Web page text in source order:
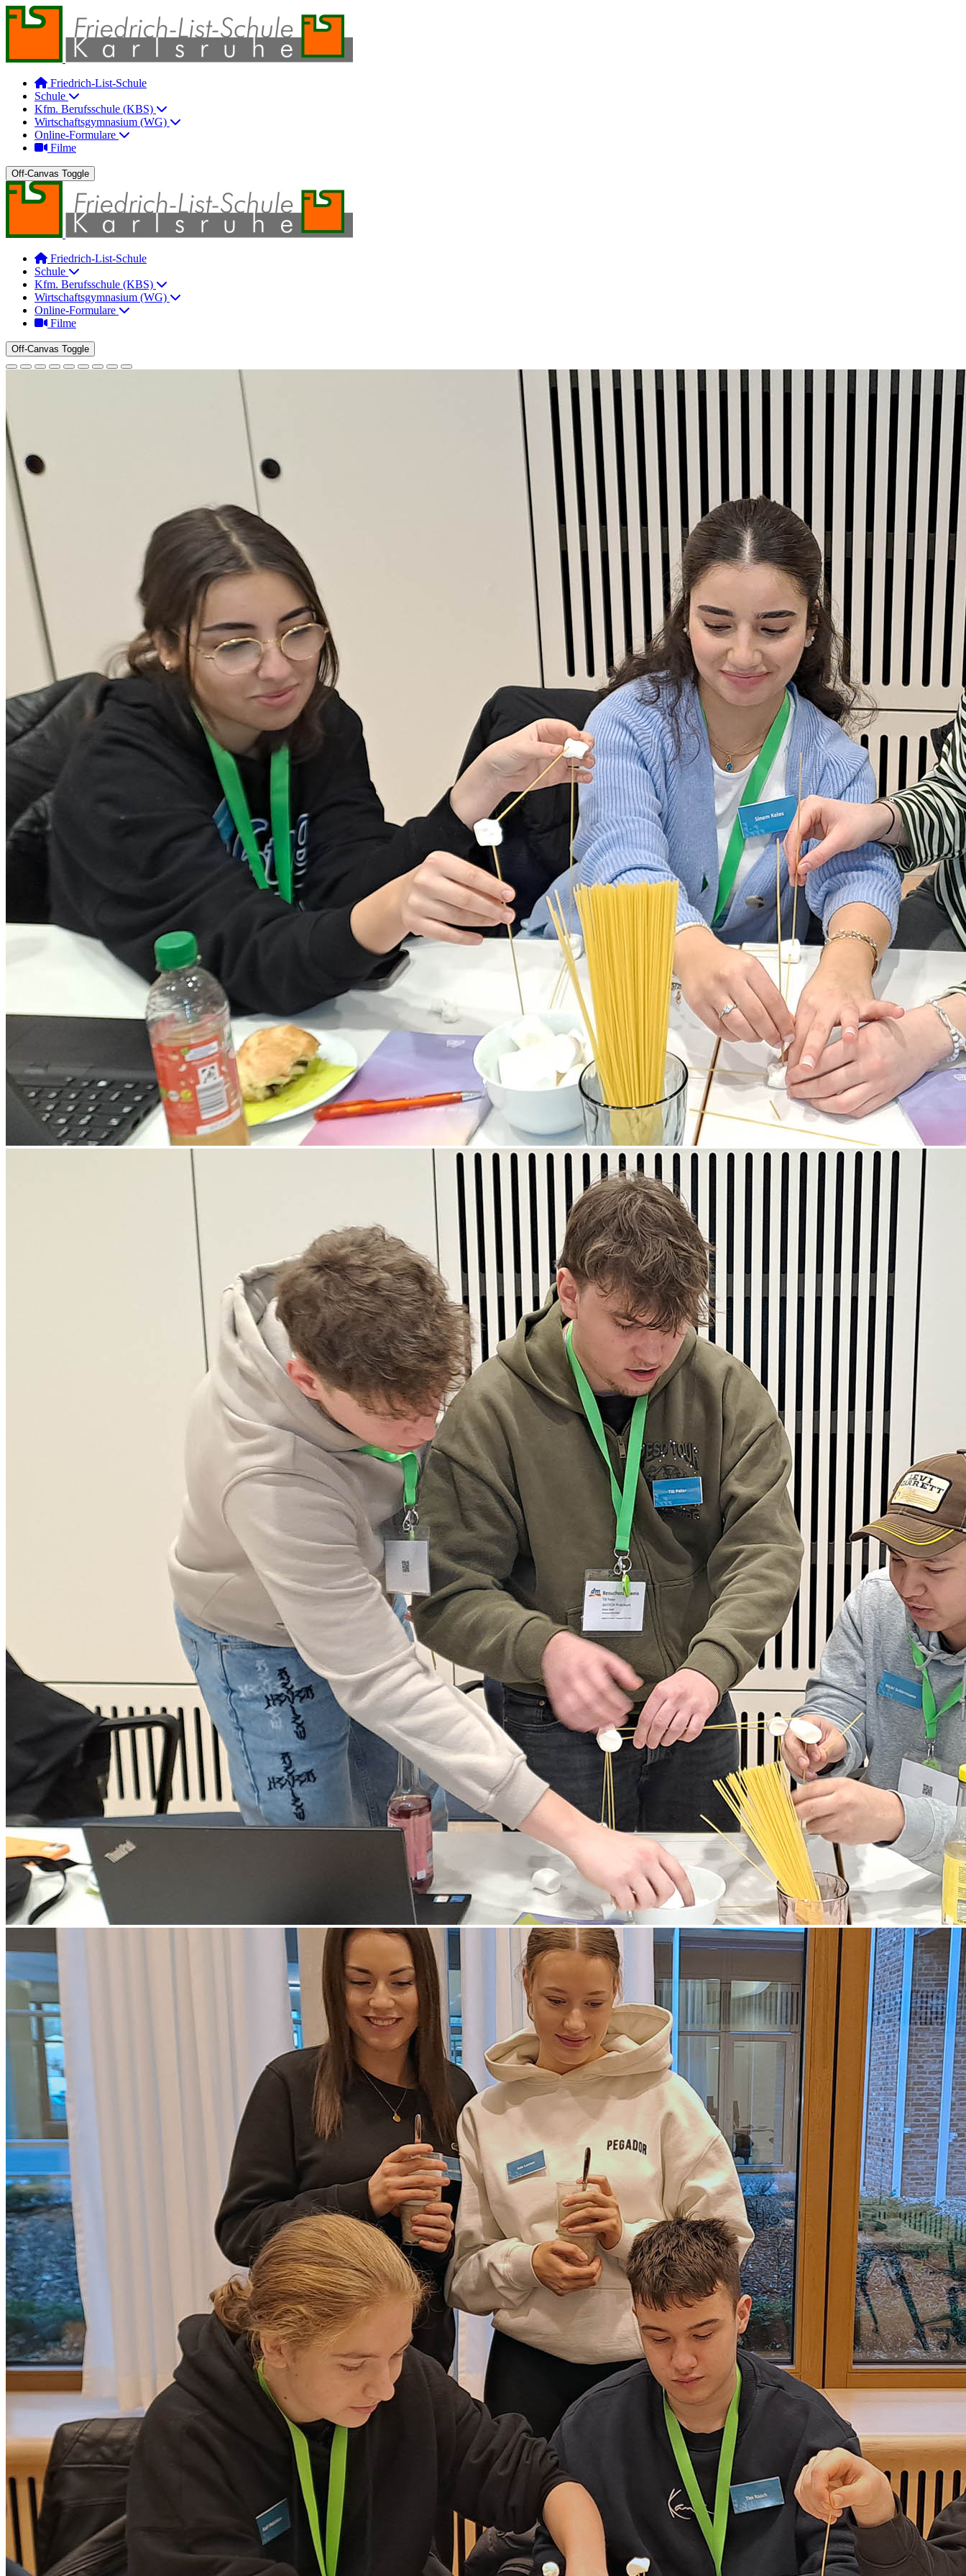
Friedrich-List-Schule
Schule
Kfm. Berufsschule (KBS)
Wirtschaftsgymnasium (WG)
Online-Formulare
Filme
Off-Canvas Toggle
Friedrich-List-Schule
Schule
Kfm. Berufsschule (KBS)
Wirtschaftsgymnasium (WG)
Online-Formulare
Filme
Off-Canvas Toggle